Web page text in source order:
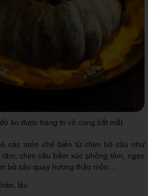
ăn được trang trí vô cùng bắt mắt
các món chế biến từ chim bồ câu như
chim câu bằm xúc phồng tôm, ngọc
bồ câu quay hương thảo mộc…
lẩu